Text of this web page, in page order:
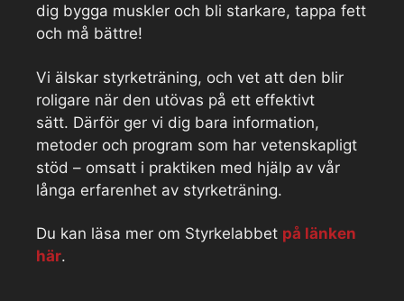
dig bygga muskler och bli starkare, tappa fett
och må bättre!
Vi älskar styrketräning, och vet att den blir
roligare när den utövas på ett effektivt
sätt. Därför ger vi dig bara information,
metoder och program som har vetenskapligt
stöd – omsatt i praktiken med hjälp av vår
långa erfarenhet av styrketräning.
Du kan läsa mer om Styrkelabbet på länken
här.